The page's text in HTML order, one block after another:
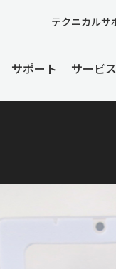
テクニカルサ
サポート サービス